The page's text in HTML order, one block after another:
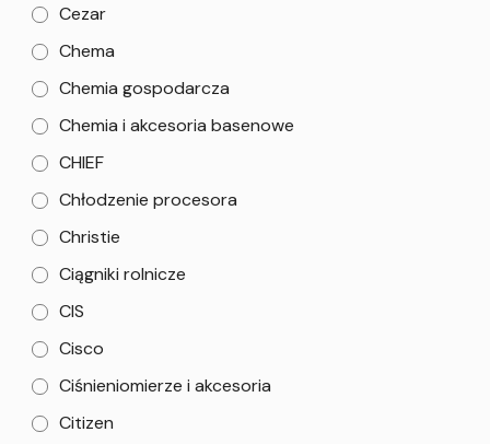
Cezar
Chema
Chemia gospodarcza
Chemia i akcesoria basenowe
CHIEF
Chłodzenie procesora
Christie
Ciągniki rolnicze
CIS
Cisco
Ciśnieniomierze i akcesoria
Citizen